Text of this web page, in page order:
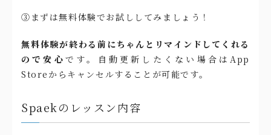
③まずは無料体験でお試ししてみましょう！
無料体験が終わる前にちゃんとリマインドしてくれる
ので安心 です。自動更新したくない場合はApp
Storeからキャンセルすることが可能です。
Spaekのレッスン内容